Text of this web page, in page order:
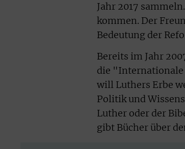
Jahr 2017
kommen. Der
Bedeutung der
Bereits im Jahr
die "Internationale
will Luthers Erbe
Politik und
Luther oder der
gibt Bücher über